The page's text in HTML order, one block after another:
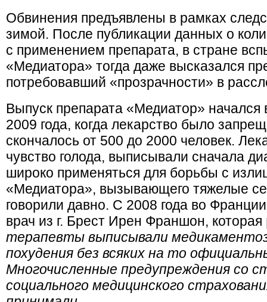
Обвинения предъявлены в рамках
зимой. После публикации данных о
с применением препарата, в стране
«Медиатора» тогда даже высказался
потребовавший «прозрачности» в
Выпуск препарата «Медиатор» начался
2009 года, когда лекарство было
скончалось от 500 до 2000 человек.
чувство голода, выписывали сначала
широко применяться для борьбы с
«Медиатора», вызывающего тяжелые
говорили давно. С 2008 года во
врач из г. Брест Ирен Франшон, которая
терапевты выписывали
похудения без всяких на то
Многочисленные предупреждения со
социального медицинского